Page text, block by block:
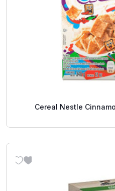
Cereal Nestle